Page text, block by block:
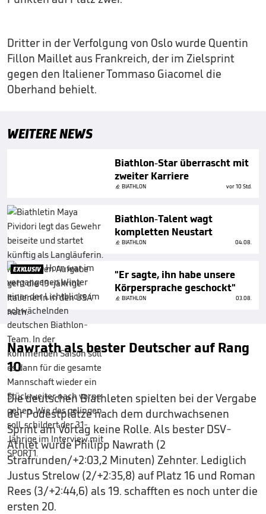
Dritter in der Verfolgung von Oslo wurde Quentin
Fillon Maillet aus Frankreich, der im Zielsprint
gegen den Italiener Tommaso Giacomel die
Oberhand behielt.
WEITERE NEWS
Biathlon-Star überrascht mit
zweiter Karriere
BIATHLON vor 10 Std.
Biathlon-Talent wagt
kompletten Neustart
BIATHLON 04.08.
EXKLUSIV
"Er sagte, ihn habe unsere
Körpersprache geschockt"
BIATHLON 03.08.
Nawrath als bester Deutscher auf Rang
10
Die deutschen Biathleten spielten bei der Vergabe
der Podestplätze nach dem durchwachsenen
Sprint am Vortag keine Rolle. Als bester DSV-
Athlet wurde Philipp Nawrath (2
Strafrunden/+2:03,2 Minuten) Zehnter. Lediglich
Justus Strelow (2/+2:35,8) auf Platz 16 und Roman
Rees (3/+2:44,6) als 19. schafften es noch unter die
ersten 20.